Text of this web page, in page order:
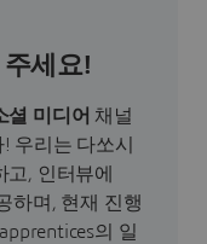
세요!
셜 미디어 채널
우리는 다쏘시
, 인터뷰에
하며, 현재 진행
의 일